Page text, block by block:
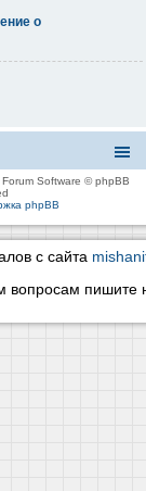
о
Software © phpBB
phpBB
с сайта
вопросам пишите